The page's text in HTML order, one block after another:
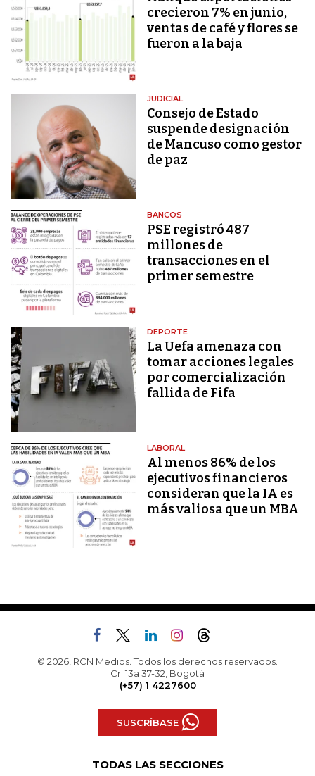
crecieron 7% en junio,
ventas de café y flores se
fueron a la baja
JUDICIAL
Consejo de Estado
suspende designación
de Mancuso como gestor
de paz
BANCOS
PSE registró 487
millones de
transacciones en el
primer semestre
DEPORTE
La Uefa amenaza con
tomar acciones legales
por comercialización
fallida de Fifa
LABORAL
Al menos 86% de los
ejecutivos financieros
consideran que la IA es
más valiosa que un MBA
© 2026, RCN Medios. Todos los derechos reservados.
Cr. 13a 37-32, Bogotá
(+57) 1 4227600
SUSCRÍBASE
TODAS LAS SECCIONES